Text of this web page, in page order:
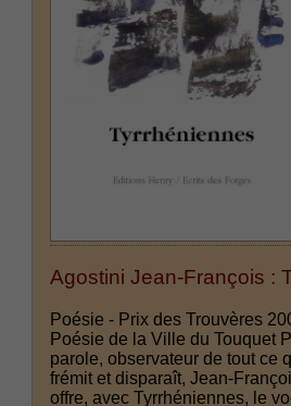
Agostini Jean-François :
Poésie - Prix des Trouvères
Poésie de la Ville du Touquet
parole, observateur de tout ce
frémit et disparaît, Jean-
offre, avec Tyrrhéniennes, le